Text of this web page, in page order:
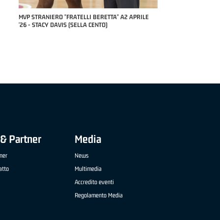
MVP "FRATELLI BERETTA" SAMUEL DILAS B
NAZIONALE APRILE '26 - MARCO RESTELLI (TAV
Partner Media
News
Multimedia
Accredito eventi
Regolamento Media